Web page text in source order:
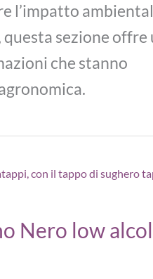
l’impatto
sezione offre
che stanno
Nero low